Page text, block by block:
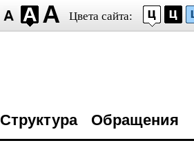
Цвета сайта:
Структура Обращения